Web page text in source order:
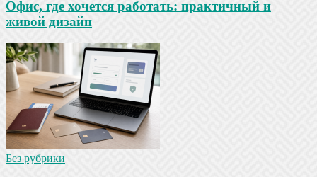
Офис, где хочется работать: практичный и
живой дизайн
Без рубрики